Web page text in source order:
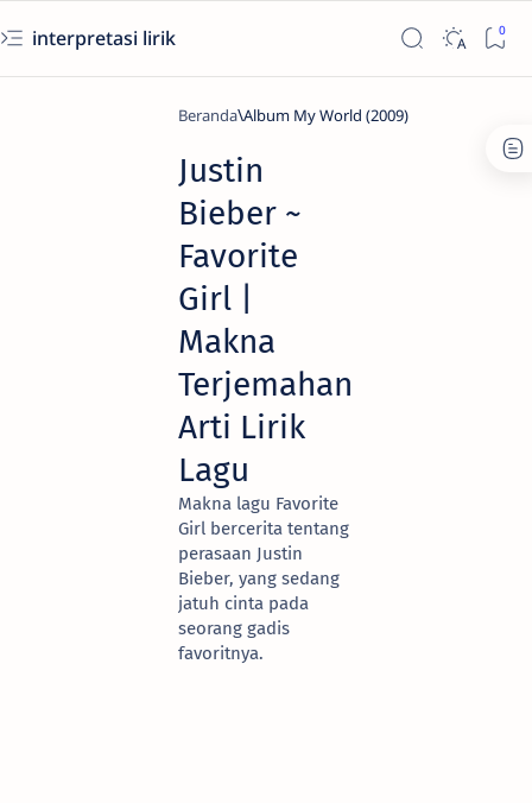
interpretasi lirik
Beranda Album My World (2009)
Justin
Bieber ~
Favorite
Girl |
Makna
Terjemahan
Arti Lirik
Lagu
Makna lagu Favorite
Girl bercerita tentang
perasaan Justin
Bieber, yang sedang
jatuh cinta pada
seorang gadis
favoritnya.